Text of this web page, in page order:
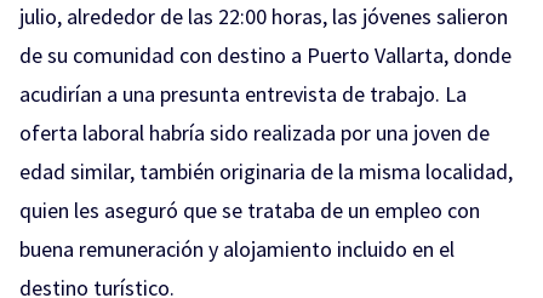
julio, alrededor de las 22:00 horas, las jóvenes salieron
de su comunidad con destino a Puerto Vallarta, donde
acudirían a una presunta entrevista de trabajo. La
oferta laboral habría sido realizada por una joven de
edad similar, también originaria de la misma localidad,
quien les aseguró que se trataba de un empleo con
buena remuneración y alojamiento incluido en el
destino turístico.